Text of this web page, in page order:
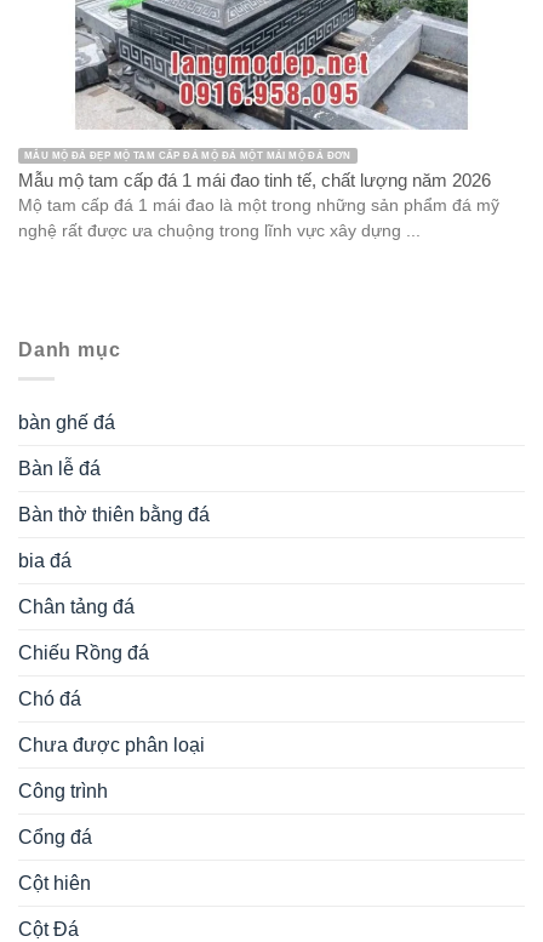
MẪU MỘ ĐÁ ĐẸP MỘ TAM CẤP ĐÁ MỘ ĐÁ MỘT MÁI MỘ ĐÁ ĐƠN
Mẫu mộ tam cấp đá 1 mái đao tinh tế, chất lượng năm 2026
Mộ tam cấp đá 1 mái đao là một trong những sản phẩm đá mỹ
nghệ rất được ưa chuộng trong lĩnh vực xây dựng ...
Danh mục
bàn ghế đá
Bàn lễ đá
Bàn thờ thiên bằng đá
bia đá
Chân tảng đá
Chiếu Rồng đá
Chó đá
Chưa được phân loại
Công trình
Cổng đá
Cột hiên
Cột Đá